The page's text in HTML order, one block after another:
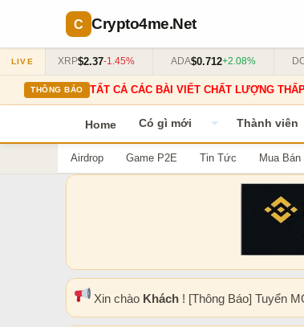
Crypto4me.Net
LIVE XRP$2.37-1.45% ADA$0.712+2.08% DOGE
THÔNG BÁO TẤT CẢ CÁC BÀI VIẾT CHẤT LƯỢNG
Home Có gì mới Thành viên
Airdrop Game P2E Tin Tức Mua Bán
Xin chào Khách ! [Thông Báo] Tuyển